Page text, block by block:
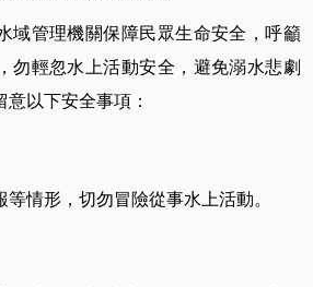
域管理機關保障民眾生命安全，呼籲
勿輕忽水上活動安全，避免溺水悲劇
以下安全事項：
情形，切勿冒險從事水上活動。